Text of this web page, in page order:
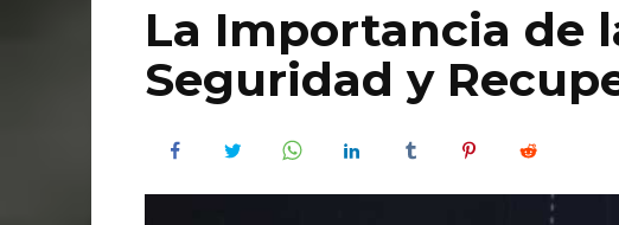
La Importancia de
Seguridad y